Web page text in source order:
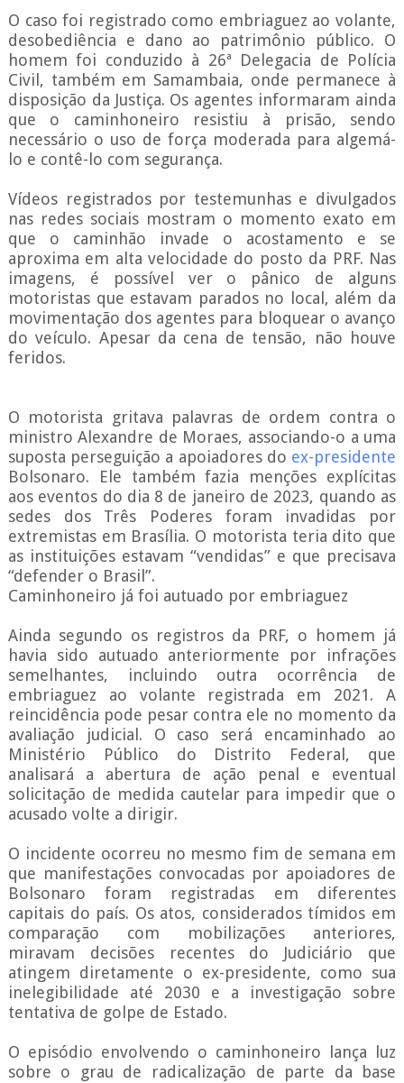
O caso foi registrado como embriaguez ao volante,
desobediência e dano ao patrimônio público. O
homem foi conduzido à 26ª Delegacia de Polícia
Civil, também em Samambaia, onde permanece à
disposição da Justiça. Os agentes informaram ainda
que o caminhoneiro resistiu à prisão, sendo
necessário o uso de força moderada para algemá-
lo e contê-lo com segurança.
Vídeos registrados por testemunhas e divulgados
nas redes sociais mostram o momento exato em
que o caminhão invade o acostamento e se
aproxima em alta velocidade do posto da PRF. Nas
imagens, é possível ver o pânico de alguns
motoristas que estavam parados no local, além da
movimentação dos agentes para bloquear o avanço
do veículo. Apesar da cena de tensão, não houve
feridos.
O motorista gritava palavras de ordem contra o
ministro Alexandre de Moraes, associando-o a uma
suposta perseguição a apoiadores do ex-presidente
Bolsonaro. Ele também fazia menções explícitas
aos eventos do dia 8 de janeiro de 2023, quando as
sedes dos Três Poderes foram invadidas por
extremistas em Brasília. O motorista teria dito que
as instituições estavam “vendidas” e que precisava
“defender o Brasil”.
Caminhoneiro já foi autuado por embriaguez
Ainda segundo os registros da PRF, o homem já
havia sido autuado anteriormente por infrações
semelhantes, incluindo outra ocorrência de
embriaguez ao volante registrada em 2021. A
reincidência pode pesar contra ele no momento da
avaliação judicial. O caso será encaminhado ao
Ministério Público do Distrito Federal, que
analisará a abertura de ação penal e eventual
solicitação de medida cautelar para impedir que o
acusado volte a dirigir.
O incidente ocorreu no mesmo fim de semana em
que manifestações convocadas por apoiadores de
Bolsonaro foram registradas em diferentes
capitais do país. Os atos, considerados tímidos em
comparação com mobilizações anteriores,
miravam decisões recentes do Judiciário que
atingem diretamente o ex-presidente, como sua
inelegibilidade até 2030 e a investigação sobre
tentativa de golpe de Estado.
O episódio envolvendo o caminhoneiro lança luz
sobre o grau de radicalização de parte da base